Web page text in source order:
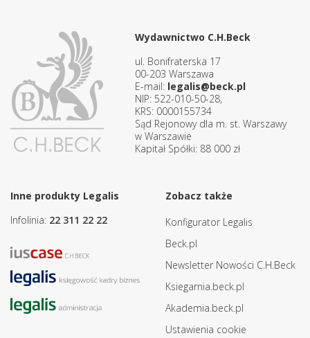
Wydawnictwo C.H.Beck
ul. Bonifraterska 17
00-203 Warszawa
E-mail: legalis@beck.pl
NIP: 522-010-50-28,
KRS: 0000155734
Sąd Rejonowy dla m. st. Warszawy
w Warszawie
Kapitał Spółki: 88 000 zł
Inne produkty Legalis
Infolinia: 22 311 22 22
Zobacz także
Konfigurator Legalis
Beck.pl
Newsletter Nowości C.H.Beck
Ksiegarnia.beck.pl
Akademia.beck.pl
Ustawienia cookie